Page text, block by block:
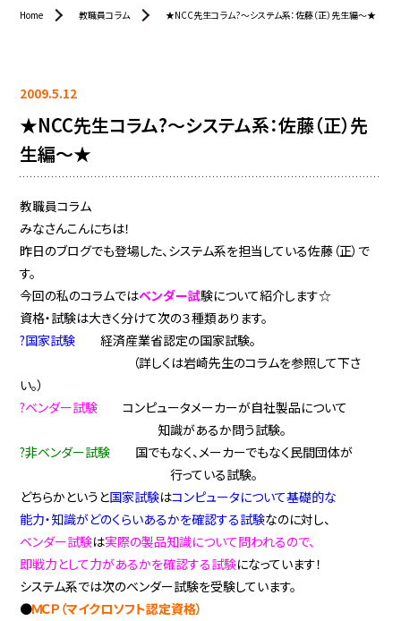
Home 教職員コラム ★NCC先生コラム?〜システム系：佐藤（正）先生編〜★
2009.5.12
★NCC先生コラム?〜システム系：佐藤（正）先
生編〜★
教職員コラム
みなさんこんにちは！
昨日のブログでも登場した、システム系を担当している佐藤（正）で
す。
今回の私のコラムではベンダー試験について紹介します☆
資格・試験は大きく分けて次の３種類あります。
?国家試験 経済産業省認定の国家試験。
（詳しくは岩崎先生のコラムを参照して下さ
い。）
?ベンダー試験 コンピュータメーカーが自社製品について
知識があるか問う試験。
?非ベンダー試験 国でもなく、メーカーでもなく民間団体が
行っている試験。
どちらかというと国家試験はコンピュータについて基礎的な
能力・知識がどのくらいあるかを確認する試験なのに対し、
ベンダー試験は実際の製品知識について問われるので、
即戦力として力があるかを確認する試験になっています！
システム系では次のベンダー試験を受験しています。
●ＭＣＰ（マイクロソフト認定資格）